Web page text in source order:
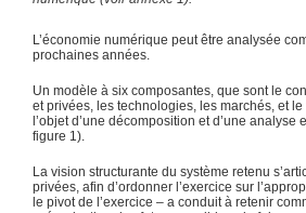
L’économie numérique peut être analysée
prochaines années.
Un modèle à six composantes, que sont le
et privées, les technologies, les marchés, et
l’objet d’une décomposition et d’une
figure 1).
La vision structurante du système retenu
privées, afin d’ordonner l’exercice sur
le pivot de l’exercice – a conduit à retenir